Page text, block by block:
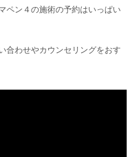
ペン４の施術の予約はいっぱい
合わせやカウンセリングをおす